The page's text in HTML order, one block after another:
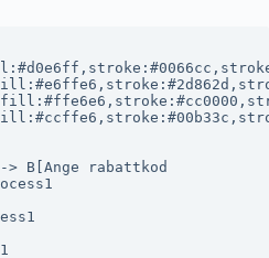
B[Ange rabattkod